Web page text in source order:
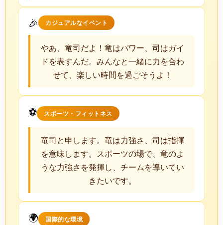
🎉 カジュアルなイベント
やあ、竜司だよ！竜はパワー、司はガイ
ドを表すんだ。みんなと一緒に力を合わ
せて、楽しい時間を過ごそうよ！
⚽ スポーツ・フィットネス
竜司と申します。竜は力強さ、司は指揮
を意味します。スポーツの場で、竜のよ
うな力強さを発揮し、チームを導いてい
きたいです。
🌍 国際的な環境